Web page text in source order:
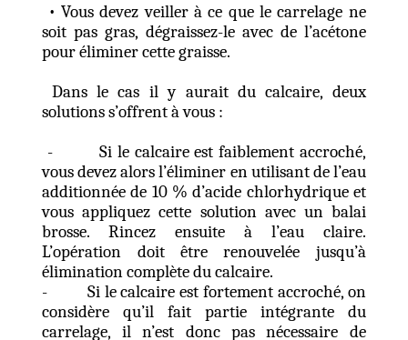
• Vous devez veiller à ce que le carrelage ne
soit pas gras, dégraissez-le avec de l’acétone
pour éliminer cette graisse.
Dans le cas il y aurait du calcaire, deux
solutions s’offrent à vous :
- Si le calcaire est faiblement accroché,
vous devez alors l’éliminer en utilisant de l’eau
additionnée de 10 % d’acide chlorhydrique et
vous appliquez cette solution avec un balai
brosse. Rincez ensuite à l’eau claire.
L’opération doit être renouvelée jusqu’à
élimination complète du calcaire.
- Si le calcaire est fortement accroché, on
considère qu’il fait partie intégrante du
carrelage, il n’est donc pas nécessaire de